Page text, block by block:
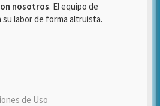
nosotros. El equipo de
labor de forma altruista.
de Uso